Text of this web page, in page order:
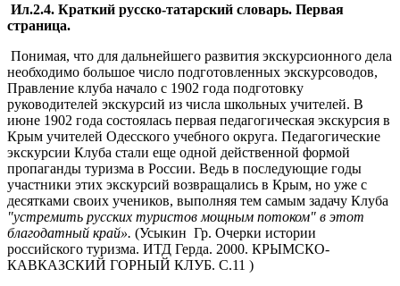
Ил.2.4. Краткий русско-татарский словарь. Первая
страница.
Понимая, что для дальнейшего развития экскурсионного дела
необходимо большое число подготовленных экскурсоводов,
Правление клуба начало с 1902 года подготовку
руководителей экскурсий из числа школьных учителей. В
июне 1902 года состоялась первая педагогическая экскурсия в
Крым учителей Одесского учебного округа. Педагогические
экскурсии Клуба стали еще одной действенной формой
пропаганды туризма в России. Ведь в последующие годы
участники этих экскурсий возвращались в Крым, но уже с
десятками своих учеников, выполняя тем самым задачу Клуба
"устремить русских туристов мощным потоком" в этот
благодатный край». (Усыкин Гр. Очерки истории
российского туризма. ИТД Герда. 2000. КРЫМСКО-
КАВКАЗСКИЙ ГОРНЫЙ КЛУБ. С.11 )